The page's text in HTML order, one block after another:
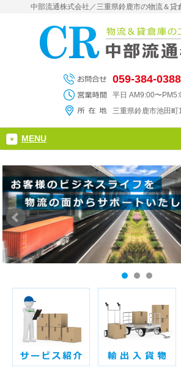
中部流通株式会社／三重県鈴鹿市の物流＆貸
059-384-0388
平日 AM9:00〜
三重県鈴鹿市池田町
MENU